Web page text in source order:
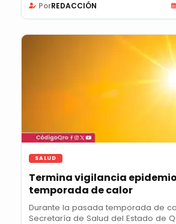
PorREDACCIÓN
SALUD
Termina vigilancia
temporada de calor
Durante la pasada temporada de
Secretaría de Salud del Estado de